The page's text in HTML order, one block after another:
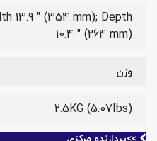
13.9 " (354 mm); Depth
10.4 " (264 mm)
وزن
2.5KG (5.07Ibs)